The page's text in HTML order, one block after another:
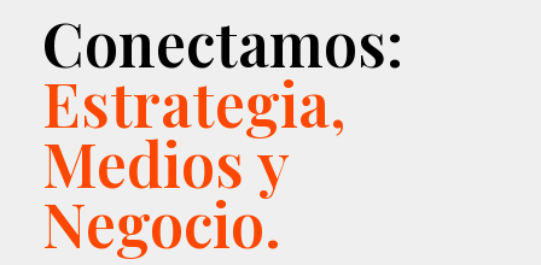
Conectamos:
Estrategia,
Medios y
Negocio.